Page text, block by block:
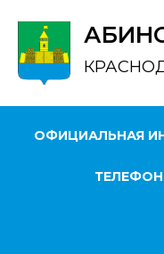
ОФИЦИАЛЬНАЯ